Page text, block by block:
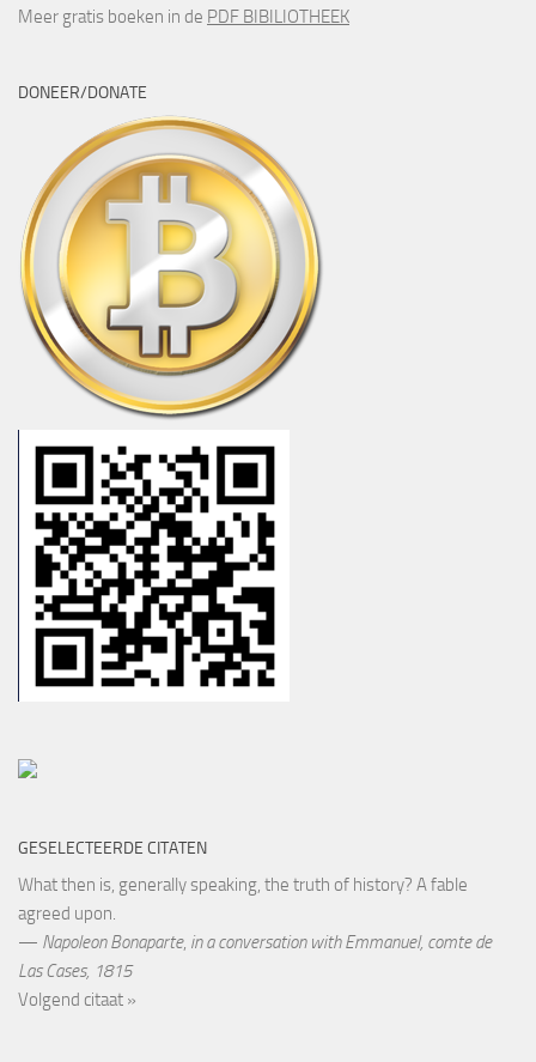
Meer gratis boeken in de PDF BIBILIOTHEEK
DONEER/DONATE
GESELECTEERDE CITATEN
What then is, generally speaking, the truth of history? A fable
agreed upon.
— Napoleon Bonaparte, in a conversation with Emmanuel, comte de
Las Cases, 1815
Volgend citaat »